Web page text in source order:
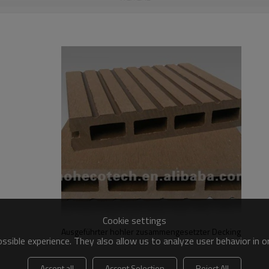
Ausgeführter hohler zusammengesetzter Decking
Cookie settings
experience. They also allow us to analyze user behavior